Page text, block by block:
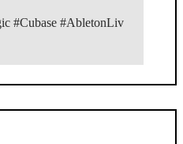
#Cubase #AbletonLiv